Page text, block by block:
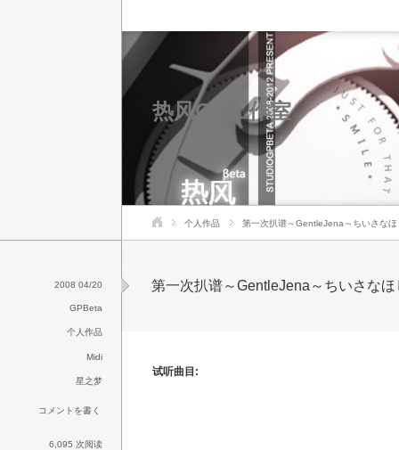
热风CG工作室
个人作品 第一次扒谱～GentleJena～ちいさなほ
第一次扒谱～GentleJena～ちいさな
试听曲目:
2008 04/20
GPBeta
个人作品
Midi
星之梦
コメントを書く
6,095 次阅读